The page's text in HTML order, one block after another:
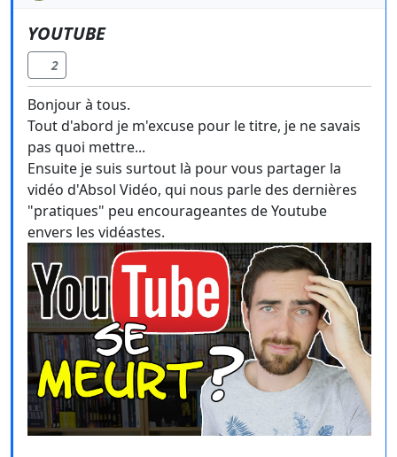
YOUTUBE
2
Bonjour à tous.
Tout d'abord je m'excuse pour le titre, je ne savais
pas quoi mettre...
Ensuite je suis surtout là pour vous partager la
vidéo d'Absol Vidéo, qui nous parle des dernières
"pratiques" peu encourageantes de Youtube
envers les vidéastes.